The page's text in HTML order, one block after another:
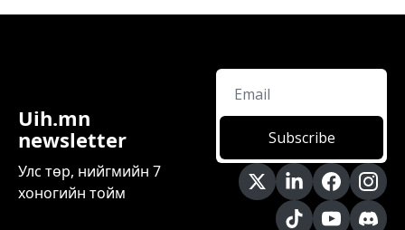
Uih.mn
newsletter
Улс төр, нийгмийн 7
хоногийн тойм
Subscribe